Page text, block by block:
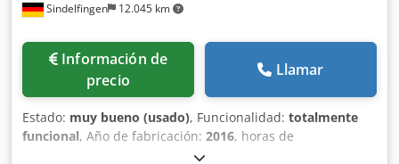
Sindelfingen 12.045 km
Información de
precio
Llamar
Estado: muy bueno (usado), Funcionalidad: totalmente
funcional, Año de fabricación: 2016, horas de
, * 11.500 horas de trabajo * Peso